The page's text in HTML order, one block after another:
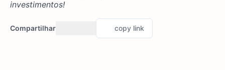
investimentos!
Compartilhar copy link